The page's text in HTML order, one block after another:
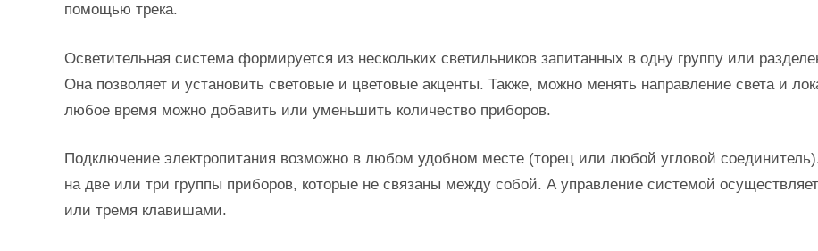
помощью трека.
Осветительная система формируется из нескольких светильников запитанных в одну группу или
Она позволяет и установить световые и цветовые акценты. Также, можно менять направление света и
любое время можно добавить или уменьшить количество приборов.
Подключение электропитания возможно в любом удобном месте (торец или любой угловой
на две или три группы приборов, которые не связаны между собой. А управление системой
или тремя клавишами.